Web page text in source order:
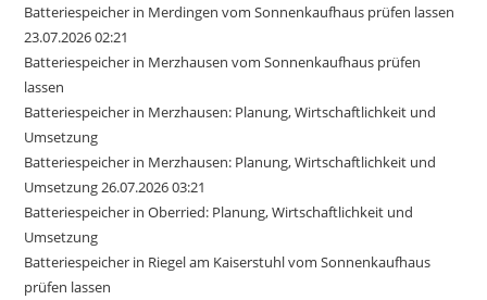
Batteriespeicher in Merdingen vom Sonnenkaufhaus prüfen lassen
23.07.2026 02:21
Batteriespeicher in Merzhausen vom Sonnenkaufhaus prüfen
lassen
Batteriespeicher in Merzhausen: Planung, Wirtschaftlichkeit und
Umsetzung
Batteriespeicher in Merzhausen: Planung, Wirtschaftlichkeit und
Umsetzung 26.07.2026 03:21
Batteriespeicher in Oberried: Planung, Wirtschaftlichkeit und
Umsetzung
Batteriespeicher in Riegel am Kaiserstuhl vom Sonnenkaufhaus
prüfen lassen